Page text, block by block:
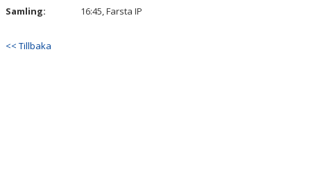
WEBBSHOP
Samling:
16:45, Farsta IP
<< Tillbaka